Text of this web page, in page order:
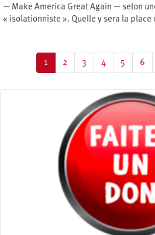
— Make America Great Again — selon
« isolationniste ». Quelle y sera la place
Page
courante
1 Page
2 Page
3 Page
4 Page
5 Page
6